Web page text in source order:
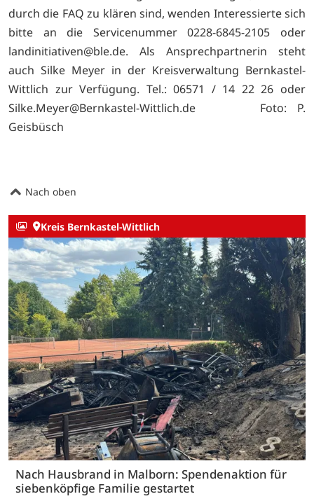
durch die FAQ zu klären sind, wenden Interessierte sich
bitte an die Servicenummer 0228-6845-2105 oder
landinitiativen@ble.de. Als Ansprechpartnerin steht
auch Silke Meyer in der Kreisverwaltung Bernkastel-
Wittlich zur Verfügung. Tel.: 06571 / 14 22 26 oder
Silke.Meyer@Bernkastel-Wittlich.de Foto: P.
Geisbüsch
Nach oben
Kreis Bernkastel-Wittlich
Nach Hausbrand in Malborn: Spendenaktion für
siebenköpfige Familie gestartet